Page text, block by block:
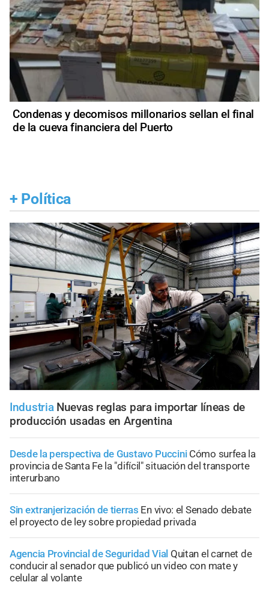
Condenas y decomisos millonarios sellan el final
de la cueva financiera del Puerto
+ Política
Industria Nuevas reglas para importar líneas de
producción usadas en Argentina
Desde la perspectiva de Gustavo Puccini Cómo surfea la
provincia de Santa Fe la "difícil" situación del transporte
interurbano
Sin extranjerización de tierras En vivo: el Senado debate
el proyecto de ley sobre propiedad privada
Agencia Provincial de Seguridad Vial Quitan el carnet de
conducir al senador que publicó un video con mate y
celular al volante